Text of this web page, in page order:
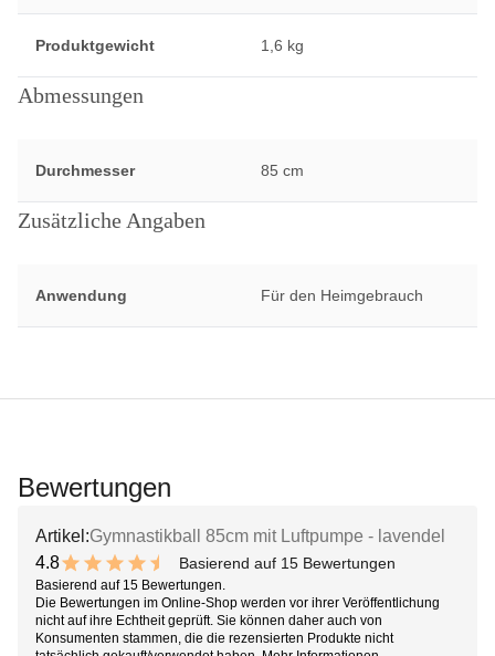
Produktgewicht 1,6 kg
Abmessungen
Durchmesser 85 cm
Zusätzliche Angaben
Anwendung Für den Heimgebrauch
Bewertungen
Artikel:Gymnastikball 85cm mit Luftpumpe - lavendel
4.8
9.6 out of 10 stars
Basierend auf 15 Bewertungen
Basierend auf 15 Bewertungen.
Die Bewertungen im Online-Shop werden vor ihrer Veröffentlichung
nicht auf ihre Echtheit geprüft. Sie können daher auch von
Konsumenten stammen, die die rezensierten Produkte nicht